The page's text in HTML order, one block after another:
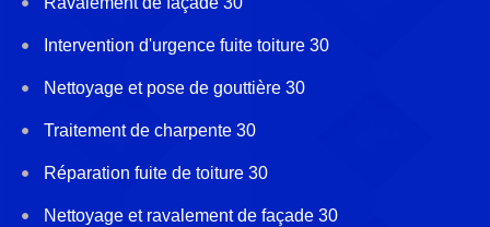
Intervention d'urgence fuite toiture 30
Nettoyage et pose de gouttière 30
Traitement de charpente 30
Réparation fuite de toiture 30
Nettoyage et ravalement de façade 30